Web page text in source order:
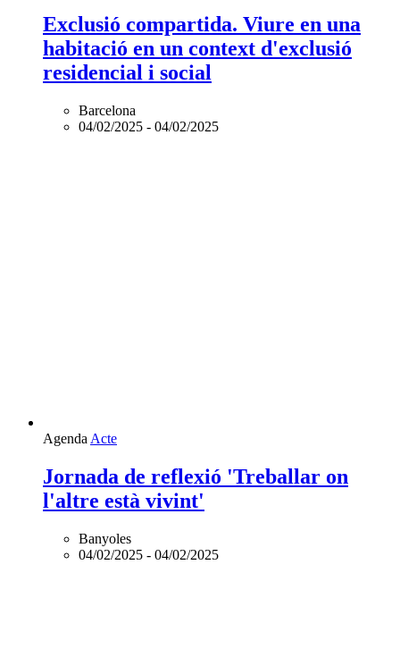
Exclusió compartida. Viure en una
habitació en un context d'exclusió
residencial i social
Barcelona
04/02/2025 - 04/02/2025
Agenda Acte
Jornada de reflexió 'Treballar on
l'altre està vivint'
Banyoles
04/02/2025 - 04/02/2025